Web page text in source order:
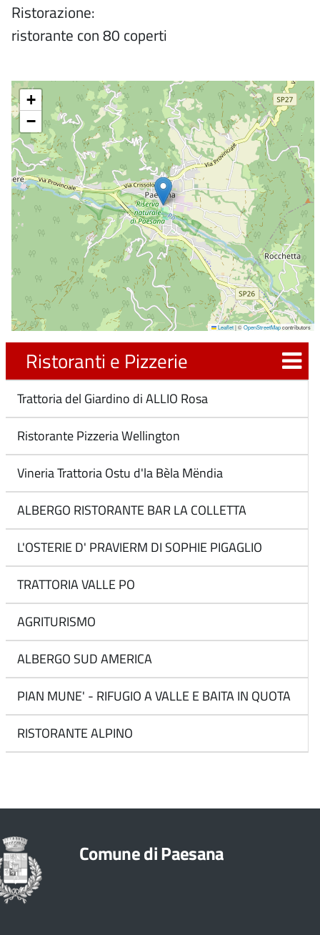
Ristorazione:
ristorante con 80 coperti
+
−
Leaflet|©OpenStreetMapcontributors
Ristoranti e Pizzerie
Trattoria del Giardino di ALLIO Rosa
Ristorante Pizzeria Wellington
Vineria Trattoria Ostu d'la Bèla Mëndia
ALBERGO RISTORANTE BAR LA COLLETTA
L'OSTERIE D' PRAVIERM DI SOPHIE PIGAGLIO
TRATTORIA VALLE PO
AGRITURISMO
ALBERGO SUD AMERICA
PIAN MUNE' - RIFUGIO A VALLE E BAITA IN QUOTA
RISTORANTE ALPINO
Comune di Paesana